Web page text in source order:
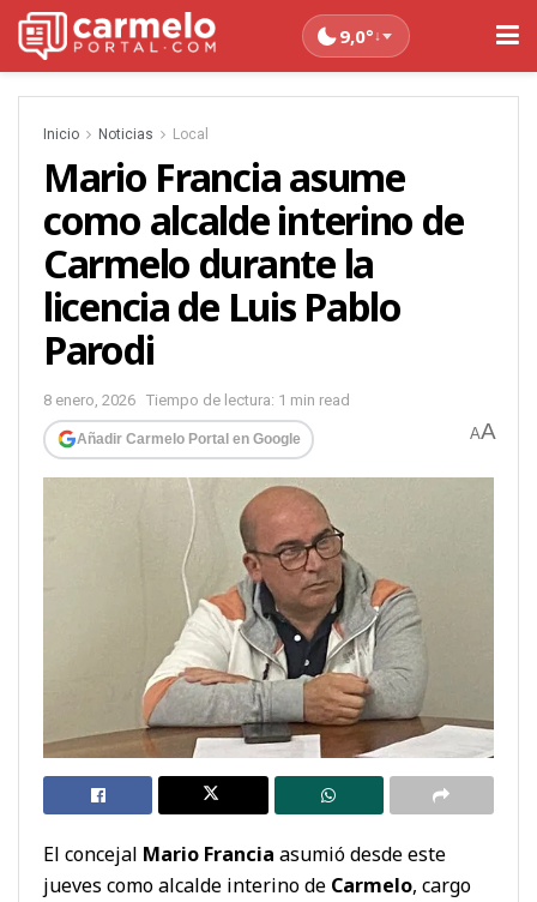
9,0°↓
Inicio Noticias Local
Mario Francia asume
como alcalde interino de
Carmelo durante la
licencia de Luis Pablo
Parodi
8 enero, 2026 Tiempo de lectura: 1 min read
Añadir Carmelo Portal en Google AA
El concejal Mario Francia asumió desde este
jueves como alcalde interino de Carmelo, cargo